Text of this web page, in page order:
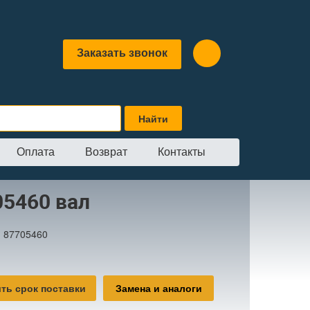
Заказать звонок
Оплата Возврат Контакты
вал
87705460
срок поставки Замена и аналоги